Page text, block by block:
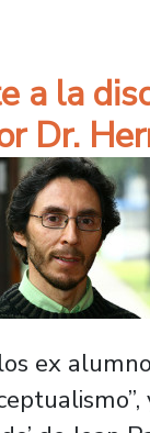
a la
Dr.
ex